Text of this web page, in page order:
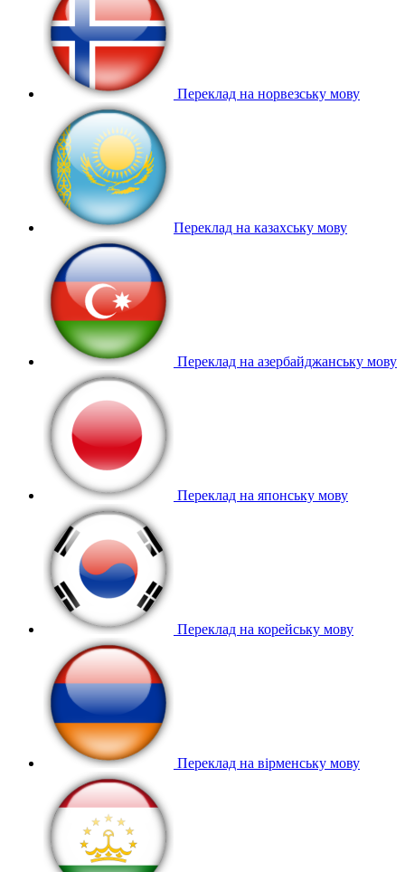
Переклад на норвезську мову
Переклад на казахську мову
Переклад на азербайджанську мову
Переклад на японську мову
Переклад на корейську мову
Переклад на вірменську мову